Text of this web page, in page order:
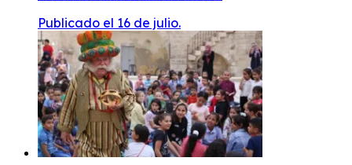
Publicado el 16 de julio.